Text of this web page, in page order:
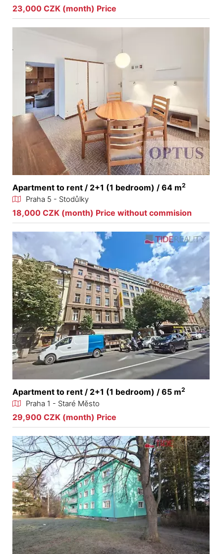
23,000 CZK (month) Price
Apartment to rent / 2+1 (1 bedroom) / 64 m2
Praha 5 - Stodůlky
18,000 CZK (month) Price without commision
Apartment to rent / 2+1 (1 bedroom) / 65 m2
Praha 1 - Staré Město
29,900 CZK (month) Price